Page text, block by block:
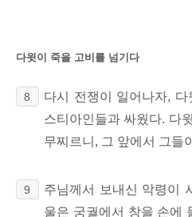
다윗이 죽을 고비를 넘기다
8
다시 전쟁이 일어나자, 다
스티아인들과 싸웠다. 다
무찌르니, 그 앞에서 그들
9
주님께서 보내신 악령이
울은 궁궐에서 창을 손에